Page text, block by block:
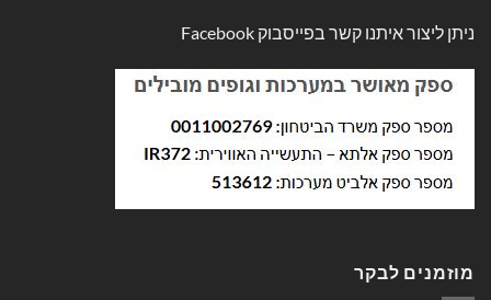
ניתן ליצור איתנו קשר בפייסבוק Facebook
מוזמנים לבקר